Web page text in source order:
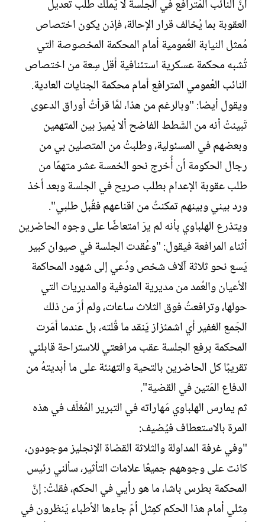
أنَّ النائب المُترافع في الجلسة لا يَملك طلب تعديل
العقوبة بما يُخالف قرار الإحالة، فإذن يكون اختصاص
مُمثل النيابة العُمومية أمام المحكمة المخصوصة التي
تُشبه محكمة عسكرية استئنافية أقل سِعة من اختصاص
النائب العُمومي المترافع أمام محكمة الجنايات العادية.
ويقول أيضا: "وبالرغم من هذا، لمَّا قرأتُ أوراق الدعوى
تَبينتُ أنه من الشَطط الفاضح ألا يُميز بين المتهمين
وبعضهم في المسئولية، وطلبتُ من المتصلين بي من
رجال الحكومة أن أُخرج نحو الخمسة عشر متهمًا من
طلب عقوبة الإعدام بطلب صريح في الجلسة وبعد أخذ
ورد بيني وبينهم تمكنتُ من اقناعهم فقُبل طلبي".
ويتذرع الهلباوي بأنه لم يرَ امتعاضًا على وجوه الحاضرين
أثناء المرافعة فيقول: "وعُقدت الجلسة في صيوان كبير
يَسع نحو ثلاثة آلاف شخص ودُعي إلى شهود المحاكمة
الأعيان والعُمد من مديرية المنوفية والمديريات التي
حولها، وترافعتُ فوق الثلاث ساعات، ولم أرَ من ذلك
الجَمع الغفير أي اشمئزاز يَنقد ما قُلته، بل عندما أمَرت
المحكمة برفع الجلسة عقب مرافعتي للاستراحة قابلني
تقريبًا كل الحاضرين بالتحية والتهنئة على ما أبديتهُ من
الدفاع المَتين في القضية".
ثم يمارس الهلباوي مَهاراته في التبرير المُغلَف في هذه
المرة بالاستعطاف فيُضيف:
"وفي غرفة المداولة والثلاثة القضاة الإنجليز موجودون،
كانت على وجوههم جميعًا علامات التأثير، سألني رئيس
المحكمة بطرس باشا، ما هو رأيي في الحكم، فقلتُ: إنَّ
مِثلي أمام هذا الحكم كمِثل أمّ جاءها الأطباء يَنظرون في